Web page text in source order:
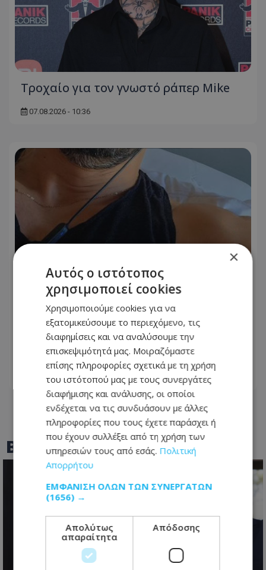
Τροχαίο για τον γνωστό ράπερ Mike
07.08.2026 - 10:36
Έλληνας ηθοποιός δίνει μάχη με τον
καρκίνο - «Πάμε για νέα θεραπεία» - Η
φωτογραφία που ανέβασε από το
νοσοκομείο
06.08.2026 - 21:08
BEST OFTOTHEMAONLINE
×
Αυτός ο ιστότοπος
χρησιμοποιεί cookies
Χρησιμοποιούμε cookies για να
εξατομικεύσουμε το περιεχόμενο, τις
διαφημίσεις και να αναλύσουμε την
επισκεψιμότητά μας. Μοιραζόμαστε
επίσης πληροφορίες σχετικά με τη χρήση
του ιστότοπού μας με τους συνεργάτες
διαφήμισης και ανάλυσης, οι οποίοι
ενδέχεται να τις συνδυάσουν με άλλες
πληροφορίες που τους έχετε παράσχει ή
που έχουν συλλέξει από τη χρήση των
υπηρεσιών τους από εσάς. Πολιτική
Απορρήτου
ΕΜΦΆΝΙΣΗ ΌΛΩΝ ΤΩΝ ΣΥΝΕΡΓΑΤΏΝ
(1656) →
Απολύτως
απαραίτητα
Απόδοσης